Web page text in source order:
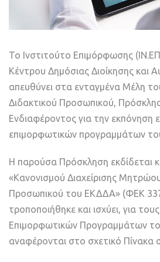
Το Ινστιτούτο Επιμόρφωσης
Κέντρου Δημόσιας Διοίκησης και
απευθύνει στα ενταγμένα Μέλη
Διδακτικού Προσωπικού,
Ενδιαφέροντος για την εκπόνηση
επιμορφωτικών προγραμμάτων
Η παρούσα Πρόσκληση εκδίδεται
«Κανονισμού Διαχείρισης
Προσωπικού του ΕΚΔΔΑ» (ΦΕΚ
τροποποιήθηκε και ισχύει, για
Επιμορφωτικών Προγραμμάτων
αναφέρονται στο σχετικό Πίνακα